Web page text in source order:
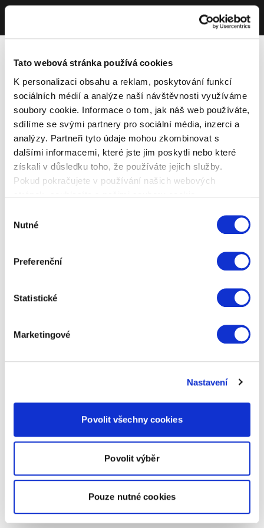
Tato webová stránka používá cookies
K personalizaci obsahu a reklam, poskytování funkcí
sociálních médií a analýze naší návštěvnosti využíváme
soubory cookie. Informace o tom, jak náš web používáte,
sdílíme se svými partnery pro sociální média, inzerci a
analýzy. Partneři tyto údaje mohou zkombinovat s
dalšími informacemi, které jste jim poskytli nebo které
získali v důsledku toho, že používáte jejich služby.
Pokud pokračujete v používání našich webových
souhlasu
Nutné
Preferenční
Statistické
Marketingové
Nastavení
Povolit všechny cookies
Povolit výběr
Pouze nutné cookies